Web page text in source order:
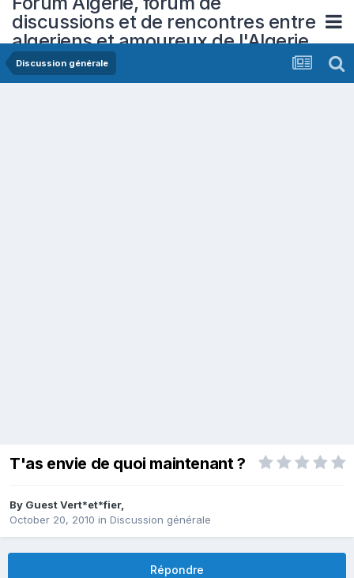
discussions et de rencontres entre
algeriens et amoureux de l'Algerie
Discussion générale
T'as envie de quoi maintenant ?
By Guest Vert*et*fier,
October 20, 2010 in Discussion générale
Répondre